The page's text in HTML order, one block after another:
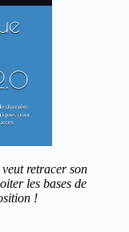
retracer son
les bases de
!